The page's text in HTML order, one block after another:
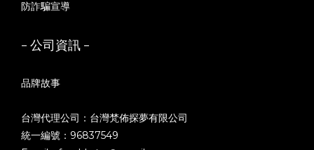
防詐騙宣導
- 公司資訊 -
品牌故事
台灣代理公司：台灣梵佈探夢有限公司
統一編號：96837549